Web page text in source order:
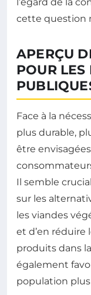
l’égard de la
cette question
APERÇU
POUR LES
Face à la
plus durable,
être
Il semble
sur les
les viandes
et d’en réduire
produits dans
également
population plus